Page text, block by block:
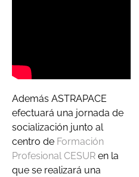
Además ASTRAPACE
efectuará una jornada de
socialización junto al
centro de Formación
Profesional CESUR en la
que se realizará una